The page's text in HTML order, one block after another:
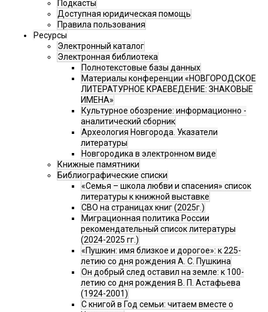
Подкасты
Доступная юридическая помощь
Правила пользования
Ресурсы
Электронный каталог
Электронная библиотека
Полнотекстовые базы данных
Материалы конференции «НОВГОРОДСКОЕ
ЛИТЕРАТУРНОЕ КРАЕВЕДЕНИЕ: ЗНАКОВЫЕ
ИМЕНА»
Культурное обозрение: информационно -
аналитический сборник
Археология Новгорода. Указатели
литературы
Новгородика в электронном виде
Книжные памятники
Библиографические списки
«Семья – школа любви и спасения» список
литературы к книжной выставке
СВО на страницах книг (2025г.)
Миграционная политика России
рекомендательный список литературы
(2024-2025 гг.)
«Пушкин: имя близкое и дорогое»: к 225-
летию со дня рождения А. С. Пушкина
Он добрый след оставил на земле: к 100-
летию со дня рождения В. П. Астафьева
(1924-2001)
С книгой в Год семьи: читаем вместе о